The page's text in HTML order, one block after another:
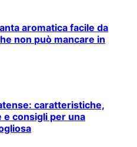
aromatica facile da
non può mancare in
caratteristiche,
e consigli per una